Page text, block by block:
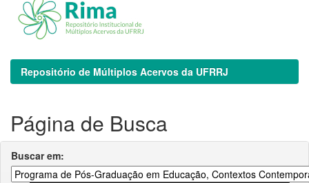
Repositório de Múltiplos Acervos da UFRRJ
Página de Busca
Buscar em: